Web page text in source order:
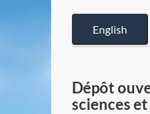
English
Dépôt
sciences